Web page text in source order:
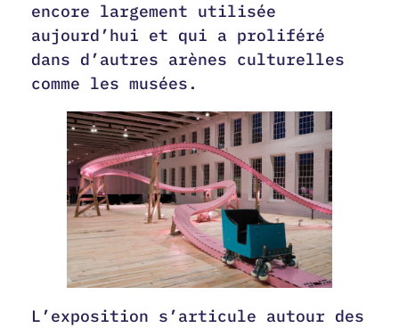
encore largement utilisée
aujourd’hui et qui a proliféré
dans d’autres arènes culturelles
comme les musées.
L’exposition s’articule autour des